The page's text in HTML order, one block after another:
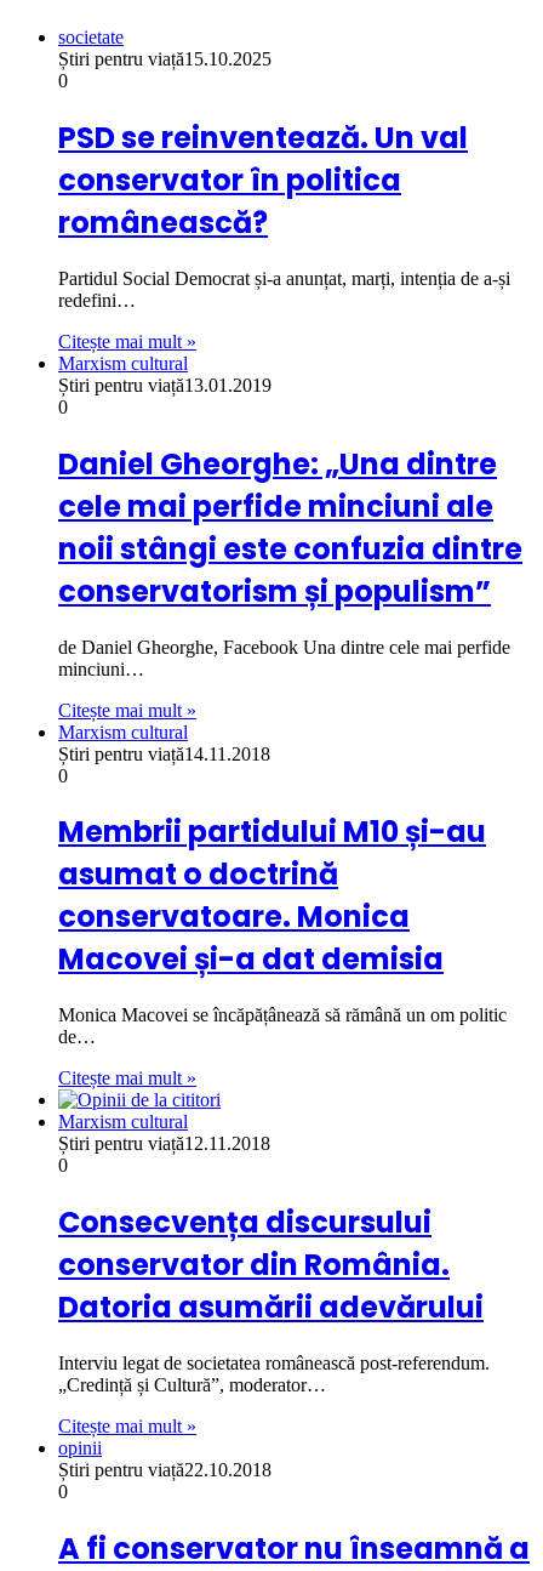
societate
Știri pentru viață15.10.2025
0
PSD se reinventează. Un val
conservator în politica
românească?
Partidul Social Democrat și-a anunțat, marți, intenția de a-și
redefini…
Citește mai mult »
Marxism cultural
Știri pentru viață13.01.2019
0
Daniel Gheorghe: „Una dintre
cele mai perfide minciuni ale
noii stângi este confuzia dintre
conservatorism și populism”
de Daniel Gheorghe, Facebook Una dintre cele mai perfide
minciuni…
Citește mai mult »
Marxism cultural
Știri pentru viață14.11.2018
0
Membrii partidului M10 și-au
asumat o doctrină
conservatoare. Monica
Macovei și-a dat demisia
Monica Macovei se încăpățânează să rămână un om politic
de…
Citește mai mult »
Marxism cultural
Știri pentru viață12.11.2018
0
Consecvența discursului
conservator din România.
Datoria asumării adevărului
Interviu legat de societatea românească post-referendum.
„Credință și Cultură”, moderator…
Citește mai mult »
opinii
Știri pentru viață22.10.2018
0
A fi conservator nu înseamnă a